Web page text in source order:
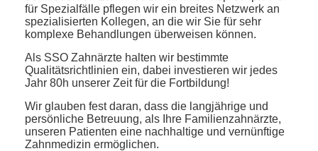
für Spezialfälle pflegen wir ein breites Netzwerk an
spezialisierten Kollegen, an die wir Sie für sehr
komplexe Behandlungen überweisen können.
Als SSO Zahnärzte halten wir bestimmte
Qualitätsrichtlinien ein, dabei investieren wir jedes
Jahr 80h unserer Zeit für die Fortbildung!
Wir glauben fest daran, dass die langjährige und
persönliche Betreuung, als Ihre Familienzahnärzte,
unseren Patienten eine nachhaltige und vernünftige
Zahnmedizin ermöglichen.